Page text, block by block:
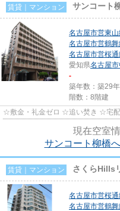
賃貸｜マンション サンコート
名古屋市営東山
名古屋市営鶴舞
名古屋市営桜通
愛知県名古屋
-
築年数：築29年
階数：8階建
☆敷金・礼金ゼロ ☆追い焚き ☆宅配
現在空室
サンコート柳橋
賃貸｜マンション さくらHills
名古屋市営桜通
名古屋市営鶴舞